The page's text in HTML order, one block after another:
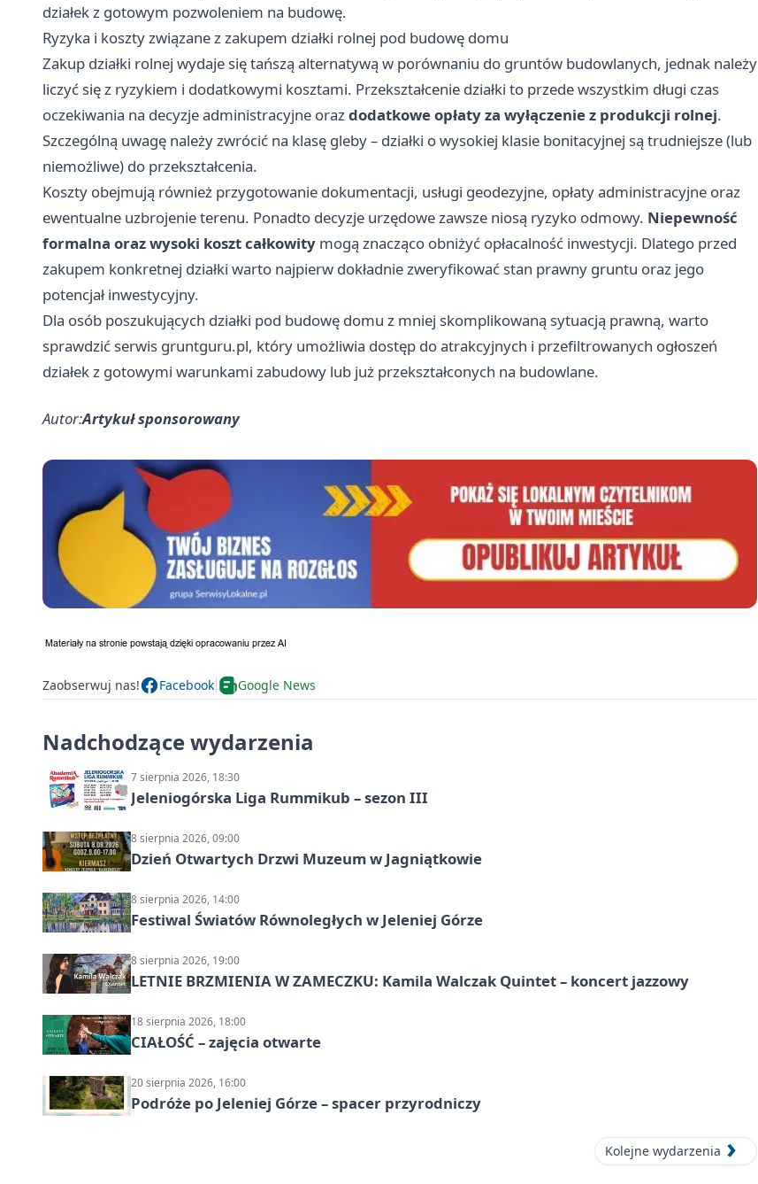
działek z gotowym pozwoleniem na budowę.
Ryzyka i koszty związane z zakupem działki rolnej pod budowę domu
Zakup działki rolnej wydaje się tańszą alternatywą w porównaniu do gruntów budowlanych, jednak należy
liczyć się z ryzykiem i dodatkowymi kosztami. Przekształcenie działki to przede wszystkim długi czas
oczekiwania na decyzje administracyjne oraz dodatkowe opłaty za wyłączenie z produkcji rolnej.
Szczególną uwagę należy zwrócić na klasę gleby – działki o wysokiej klasie bonitacyjnej są trudniejsze (lub
niemożliwe) do przekształcenia.
Koszty obejmują również przygotowanie dokumentacji, usługi geodezyjne, opłaty administracyjne oraz
ewentualne uzbrojenie terenu. Ponadto decyzje urzędowe zawsze niosą ryzyko odmowy. Niepewność
formalna oraz wysoki koszt całkowity mogą znacząco obniżyć opłacalność inwestycji. Dlatego przed
zakupem konkretnej działki warto najpierw dokładnie zweryfikować stan prawny gruntu oraz jego
potencjał inwestycyjny.
Dla osób poszukujących działki pod budowę domu z mniej skomplikowaną sytuacją prawną, warto
sprawdzić serwis gruntguru.pl, który umożliwia dostęp do atrakcyjnych i przefiltrowanych ogłoszeń
działek z gotowymi warunkami zabudowy lub już przekształconych na budowlane.
Autor:Artykuł sponsorowany
Zaobserwuj nas! Facebook Google News
Nadchodzące wydarzenia
7 sierpnia 2026, 18:30
Jeleniogórska Liga Rummikub – sezon III
8 sierpnia 2026, 09:00
Dzień Otwartych Drzwi Muzeum w Jagniątkowie
8 sierpnia 2026, 14:00
Festiwal Światów Równoległych w Jeleniej Górze
8 sierpnia 2026, 19:00
LETNIE BRZMIENIA W ZAMECZKU: Kamila Walczak Quintet – koncert jazzowy
18 sierpnia 2026, 18:00
CIAŁOŚĆ – zajęcia otwarte
20 sierpnia 2026, 16:00
Podróże po Jeleniej Górze – spacer przyrodniczy
Kolejne wydarzenia